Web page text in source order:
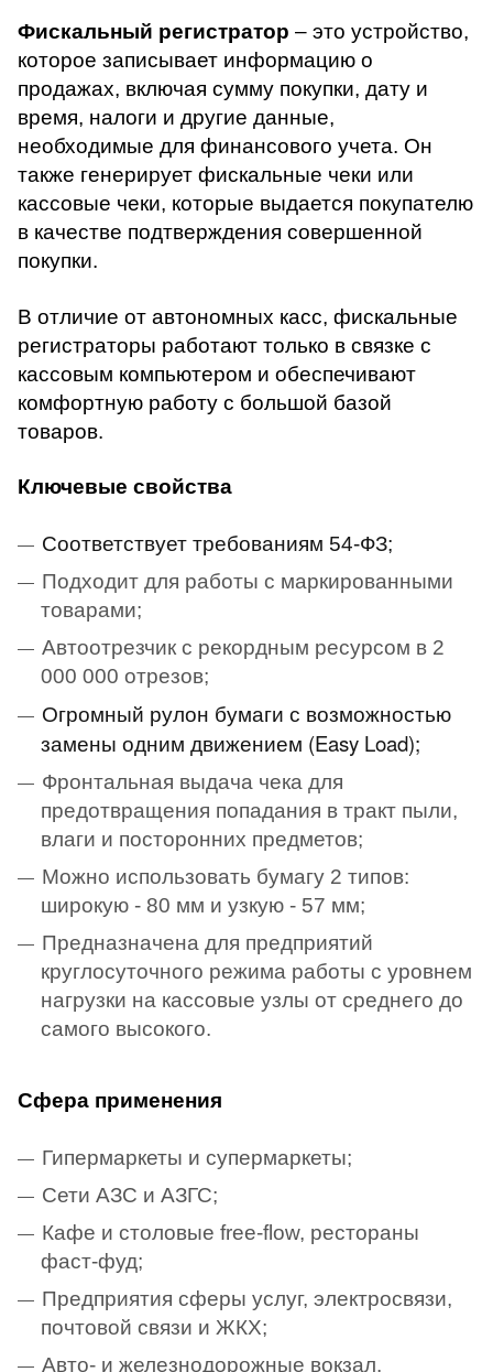
Фискальный регистратор – это устройство,
которое записывает информацию о
продажах, включая сумму покупки, дату и
время, налоги и другие данные,
необходимые для финансового учета. Он
также генерирует фискальные чеки или
кассовые чеки, которые выдается покупателю
в качестве подтверждения совершенной
покупки.
В отличие от автономных касс, фискальные
регистраторы работают только в связке с
кассовым компьютером и обеспечивают
комфортную работу с большой базой
товаров.
Ключевые свойства
Соответствует требованиям 54-ФЗ;
Подходит для работы с маркированными
товарами;
Автоотрезчик с рекордным ресурсом в 2
000 000 отрезов;
Огромный рулон бумаги с возможностью
замены одним движением (Easy Load);
Фронтальная выдача чека для
предотвращения попадания в тракт пыли,
влаги и посторонних предметов;
Можно использовать бумагу 2 типов:
широкую - 80 мм и узкую - 57 мм;
Предназначена для предприятий
круглосуточного режима работы с уровнем
нагрузки на кассовые узлы от среднего до
самого высокого.
Сфера применения
Гипермаркеты и супермаркеты;
Сети АЗС и АЗГС;
Кафе и столовые free-flow, рестораны
фаст-фуд;
Предприятия сферы услуг, электросвязи,
почтовой связи и ЖКХ;
Авто- и железнодорожные вокзал.